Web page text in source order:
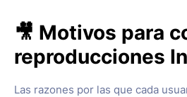
🎥 Motivos para
reproducciones
Las razones por las que cada